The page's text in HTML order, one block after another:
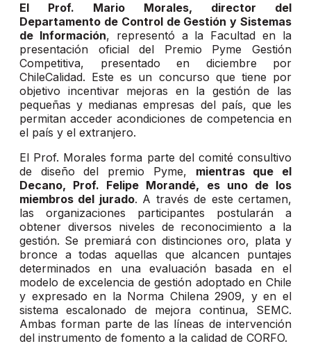
El Prof. Mario Morales, director del
Departamento de Control de Gestión y Sistemas
de Información, representó a la Facultad en la
presentación oficial del Premio Pyme Gestión
Competitiva, presentado en diciembre por
ChileCalidad. Este es un concurso que tiene por
objetivo incentivar mejoras en la gestión de las
pequeñas y medianas empresas del país, que les
permitan acceder acondiciones de competencia en
el país y el extranjero.
El Prof. Morales forma parte del comité consultivo
de diseño del premio Pyme, mientras que el
Decano, Prof. Felipe Morandé, es uno de los
miembros del jurado. A través de este certamen,
las organizaciones participantes postularán a
obtener diversos niveles de reconocimiento a la
gestión. Se premiará con distinciones oro, plata y
bronce a todas aquellas que alcancen puntajes
determinados en una evaluación basada en el
modelo de excelencia de gestión adoptado en Chile
y expresado en la Norma Chilena 2909, y en el
sistema escalonado de mejora continua, SEMC.
Ambas forman parte de las líneas de intervención
del instrumento de fomento a la calidad de CORFO.